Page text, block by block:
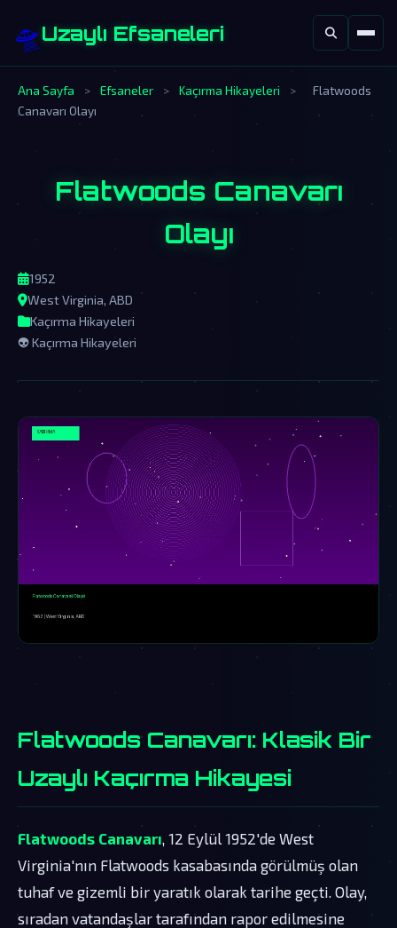
🛸Uzaylı Efsaneleri
Ana Sayfa > Efsaneler > Kaçırma Hikayeleri >
Flatwoods
Canavarı Olayı
Flatwoods Canavarı
Olayı
1952
West Virginia, ABD
Kaçırma Hikayeleri
👽 Kaçırma Hikayeleri
Flatwoods Canavarı: Klasik Bir
Uzaylı Kaçırma Hikayesi
Flatwoods Canavarı , 12 Eylül 1952'de West
Virginia'nın Flatwoods kasabasında görülmüş olan
tuhaf ve gizemli bir yaratık olarak tarihe geçti. Olay,
sıradan vatandaşlar tarafından rapor edilmesine